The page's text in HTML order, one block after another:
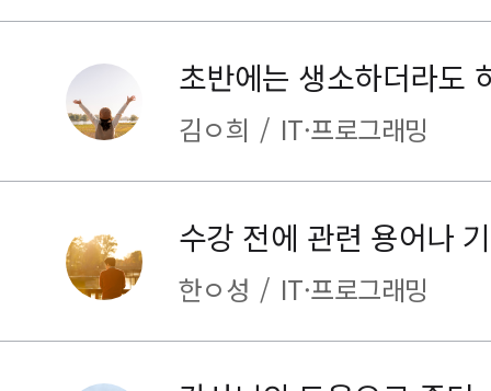
김ㅇ희 / IT·프로그래밍
한ㅇ성 / IT·프로그래밍